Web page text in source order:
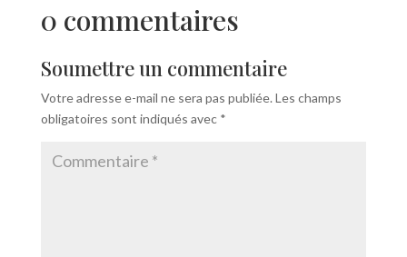
0 commentaires
Soumettre un commentaire
Votre adresse e-mail ne sera pas publiée. Les champs
obligatoires sont indiqués avec *